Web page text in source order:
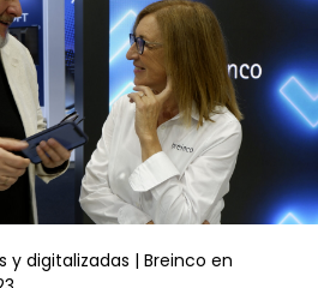
y digitalizadas | Breinco en